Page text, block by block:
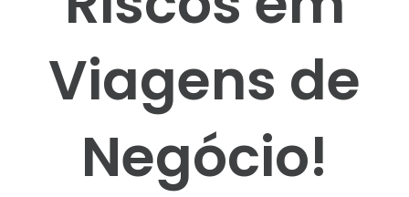
Viagens de
Negócio!